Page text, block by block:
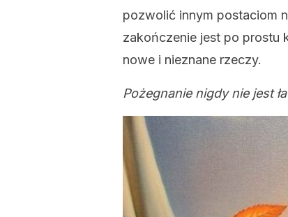
pozwolić innym postaciom
zakończenie jest po prostu
nowe i nieznane rzeczy.
Pożegnanie nigdy nie jest